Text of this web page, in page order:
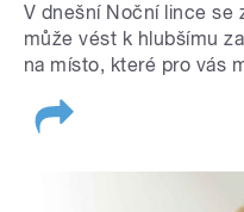
V dnešní Noční lince se
může vést k hlubšímu
na místo, které pro vás